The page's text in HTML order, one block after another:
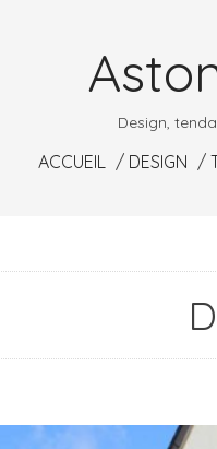
Design,
ACCUEIL DESIGN